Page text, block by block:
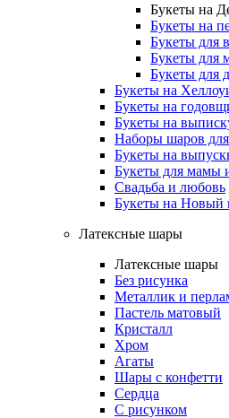
Букеты на
Букеты на
Букеты для
Букеты для
Букеты для
Букеты на
Букеты на
Букеты на
Наборы шаров для
Букеты на
Букеты для мамы
Свадьба и любовь
Букеты на Новый
Латексные шары
Латексные шары
Без рисунка
Металлик и
Пастель матовый
Кристалл
Хром
Агаты
Шары с конфетти
Сердца
С рисунком